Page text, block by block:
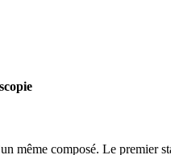
même composé. Le premier